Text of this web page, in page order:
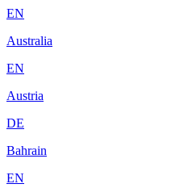
EN
Australia
EN
Austria
DE
Bahrain
EN